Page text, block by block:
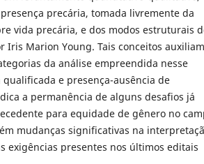
precária, tomada livremente da
vida precária, e dos modos estruturais
Iris Marion Young. Tais conceitos
da análise empreendida nesse
e presença-ausência de
a permanência de alguns desafios já
para equidade de gênero no
mudanças significativas na
exigências presentes nos últimos editais